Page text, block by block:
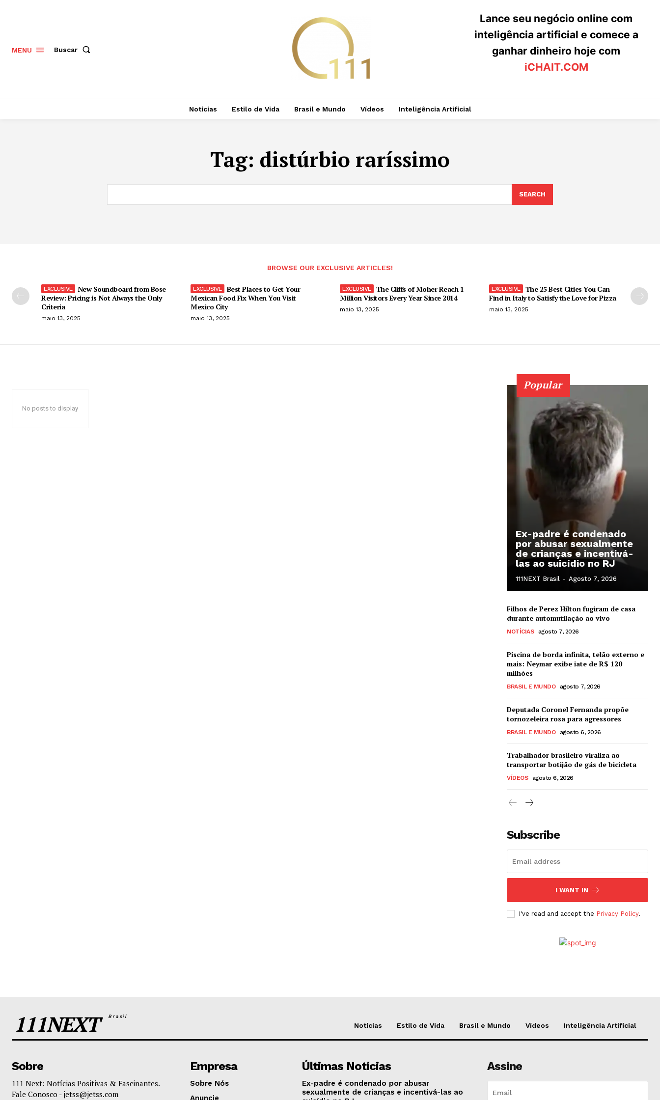
MENU Buscar
Lance seu negócio online com
inteligência artificial e comece a
ganhar dinheiro hoje com
iCHAIT.COM
Notícias Estilo de Vida Brasil e Mundo Vídeos Inteligência Artificial
Tag: distúrbio raríssimo
SEARCH
BROWSE OUR EXCLUSIVE ARTICLES!
New Soundboard from Bose
Review: Pricing is Not Always the Only
Criteria
maio 13, 2025
Best Places to Get Your
Mexican Food Fix When You Visit
Mexico City
maio 13, 2025
The Cliffs of Moher Reach 1
Million Visitors Every Year Since 2014
maio 13, 2025
The 25 Best Cities You Can
Find in Italy to Satisfy the Love for Pizza
maio 13, 2025
No posts to display
Popular
Ex-padre é condenado
por abusar sexualmente
de crianças e incentivá-
las ao suicídio no RJ
111NEXT Brasil - Agosto 7, 2026
Filhos de Perez Hilton fugiram de casa
durante automutilação ao vivo
NOTÍCIAS agosto 7, 2026
Piscina de borda infinita, telão externo e
mais: Neymar exibe iate de R$ 120
milhões
BRASIL E MUNDO agosto 7, 2026
Deputada Coronel Fernanda propõe
tornozeleira rosa para agressores
BRASIL E MUNDO agosto 6, 2026
Trabalhador brasileiro viraliza ao
transportar botijão de gás de bicicleta
VÍDEOS agosto 6, 2026
Subscribe
I WANT IN
I've read and accept the Privacy Policy.
111NEXTBrasil
Notícias Estilo de Vida Brasil e Mundo Vídeos Inteligência Artificial
Sobre
111 Next: Notícias Positivas & Fascinantes.
Fale Conosco - jetss@jetss.com
Empresa
Sobre Nós
Anuncie
Últimas Notícias
Ex-padre é condenado por abusar
sexualmente de crianças e incentivá-las ao
Assine